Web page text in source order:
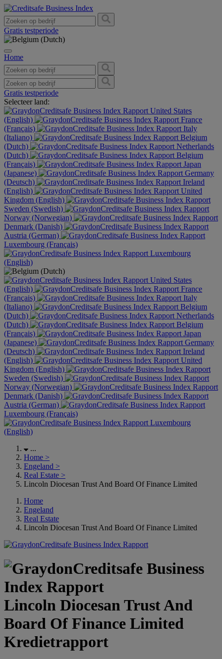
Gratis testperiode
Home
Gratis testperiode
Selecteer land:
United States
(English)
France
(Français)
Italy
(Italiano)
Belgium
(Dutch)
Netherlands
(Dutch)
Belgium
(Français)
Japan
(Japanese)
Germany
(Deutsch)
Ireland
(English)
United
Kingdom (English)
Sweden (Swedish)
Norway (Norwegian)
Denmark (Danish)
Austria (German)
Luxembourg (Français)
Luxembourg
(English)
United States
(English)
France
(Français)
Italy
(Italiano)
Belgium
(Dutch)
Netherlands
(Dutch)
Belgium
(Français)
Japan
(Japanese)
Germany
(Deutsch)
Ireland
(English)
United
Kingdom (English)
Sweden (Swedish)
Norway (Norwegian)
Denmark (Danish)
Austria (German)
Luxembourg (Français)
Luxembourg
(English)
...
Home >
Engeland >
Real Estate >
Lincoln Diocesan Trust And Board Of Finance Limited
Home
Engeland
Real Estate
Lincoln Diocesan Trust And Board Of Finance Limited
Lincoln Diocesan Trust And
Board Of Finance Limited
Kredietrapport